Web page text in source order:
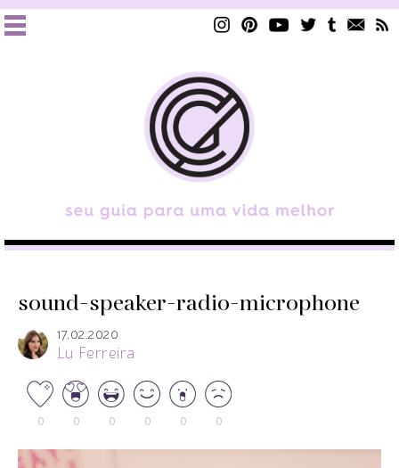
sound-speaker-radio-microphone
17.02.2020
Lu Ferreira
0 0 0 0 0 0